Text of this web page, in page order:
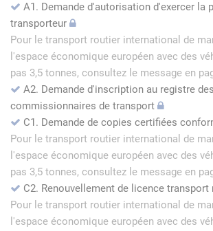
A1. Demande d'autorisation d'exercer la
transporteur
Pour le transport routier international de
l'espace économique européen avec des
pas 3,5 tonnes, consultez le message en
A2. Demande d'inscription au registre des
commissionnaires de transport
C1. Demande de copies certifiées
Pour le transport routier international de
l'espace économique européen avec des
pas 3,5 tonnes, consultez le message en
C2. Renouvellement de licence transport
Pour le transport routier international de
l'espace économique européen avec des